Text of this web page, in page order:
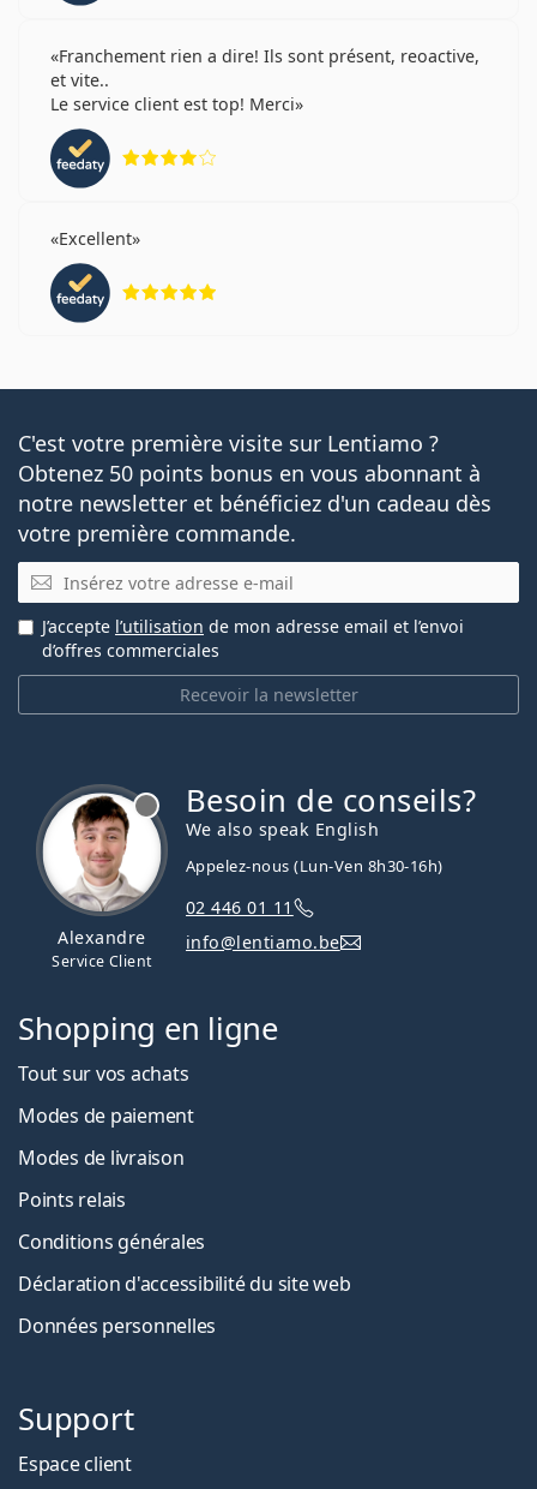
Franchement rien a dire! Ils sont présent, reoactive,
et vite..
Le service client est top! Merci
Excellent
C'est votre première visite sur Lentiamo ?
Obtenez 50 points bonus en vous abonnant à
notre newsletter et bénéficiez d'un cadeau dès
votre première commande.
E-mail
Recevoir la newsletter
J’accepte l’utilisation de mon adresse email et l’envoi
d’offres commerciales
Alexandre
Service Client
Besoin de conseils?
We also speak English
Appelez-nous (Lun-Ven 8h30-16h)
02 446 01 11
info@lentiamo.be
Shopping en ligne
Tout sur vos achats
Modes de paiement
Modes de livraison
Points relais
Conditions générales
Déclaration d'accessibilité du site web
Données personnelles
Support
Espace client